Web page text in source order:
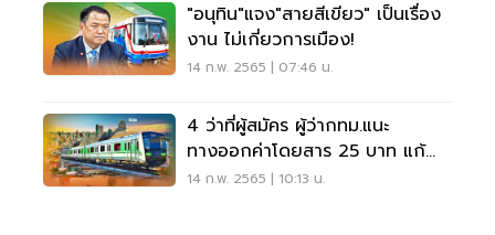
"อนุทิน"แจง"สายสีเขียว" เป็นเรื่อง
งาน ไม่เกี่ยวการเมือง!
14 ก.พ. 2565 | 07:46 น.
4 ว่าที่ผู้สมัคร ผู้ว่ากทม.แนะ
ทางออกค่าโดยสาร 25 บาท แก้
สัมปทานสายสีเขียว
14 ก.พ. 2565 | 10:13 น.